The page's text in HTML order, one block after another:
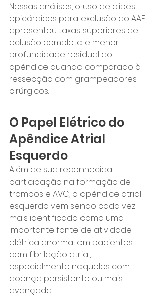
Nessas análises, o uso de clipes
epicárdicos para exclusão do AAE
apresentou taxas superiores de
oclusão completa e menor
profundidade residual do
apêndice quando comparado à
ressecção com grampeadores
cirúrgicos.
O Papel Elétrico do
Apêndice Atrial
Esquerdo
Além de sua reconhecida
participação na formação de
trombos e AVC, o apêndice atrial
esquerdo vem sendo cada vez
mais identificado como uma
importante fonte de atividade
elétrica anormal em pacientes
com fibrilação atrial,
especialmente naqueles com
doença persistente ou mais
avançada.